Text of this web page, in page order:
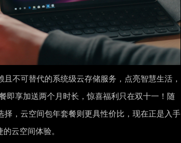
不可替代的系统级云存储服务，点亮智慧生活，
即享加送两个月时长，惊喜福利只在双十一！随
，云空间包年套餐则更具性价比，现在正是入手
云空间体验。